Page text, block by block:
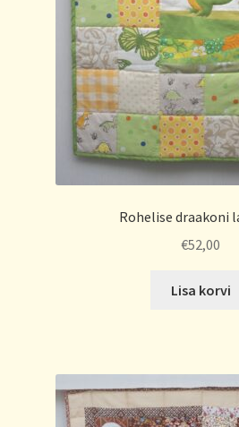
Rohelise draakoni
€52,00
Lisa korvi